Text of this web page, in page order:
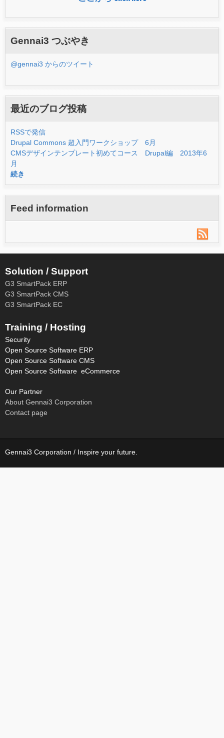
Gennai3 つぶやき
@gennai3 からのツイート
最近のブログ投稿
RSSで発信
Drupal Commons 超入門ワークショップ 6月
CMSデザインテンプレート初めてコース Drupal編 2013年6
月
続き
Feed information
Solution / Support
G3 SmartPack ERP
G3 SmartPack CMS
G3 SmartPack EC
Training / Hosting
Security
Open Source Software ERP
Open Source Software CMS
Open Source Software eCommerce
Our Partner
About Gennai3 Corporation
Contact page
Gennai3 Corporation / Inspire your future.